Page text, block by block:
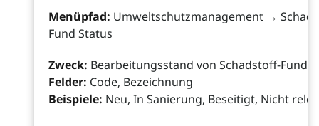
Menüpfad: Umweltschutzmanagement →
Fund Status
Zweck: Bearbeitungsstand von Schadstoff-
Felder: Code, Bezeichnung
Beispiele: Neu, In Sanierung, Beseitigt, Nicht